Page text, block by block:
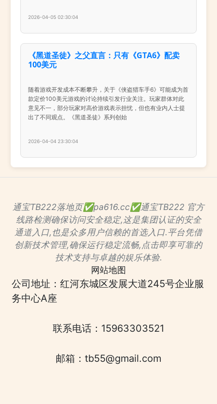
2026-04-05 02:30:04
《黑道圣徒》之父直言：只有《GTA6》配卖
100美元
随着游戏开发成本不断攀升，关于《侠盗猎车手6》可能成为首
款定价100美元游戏的讨论持续引发行业关注。玩家群体对此
意见不一，部分玩家对高价游戏表示担忧，但也有业内人士提
出了不同观点。《黑道圣徒》系列创始
2026-04-04 23:30:04
通宝TB222落地页✅pa616.cc✅通宝TB222 官方
线路检测确保访问安全稳定,这是集团认证的安全
通道入口,也是众多用户信赖的首选入口.平台凭借
创新技术管理,确保运行稳定流畅,点击即享可靠的
技术支持与卓越的娱乐体验.
网站地图
公司地址：红河东城区发展大道245号企业服
务中心A座
联系电话：15963303521
邮箱：tb55@gmail.com